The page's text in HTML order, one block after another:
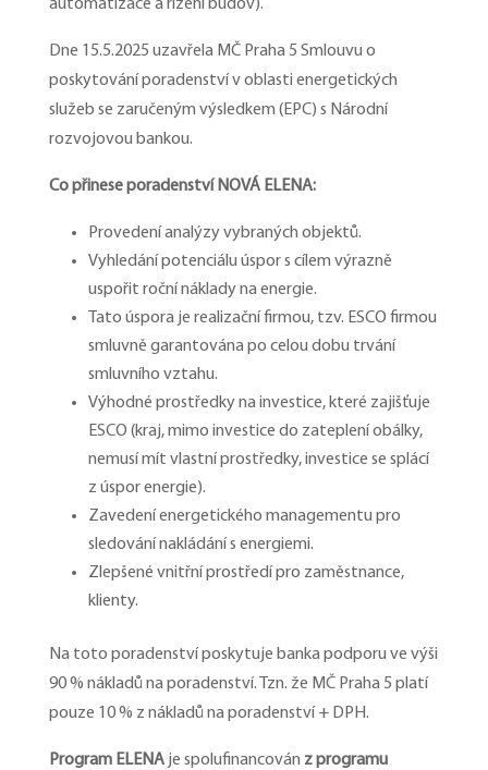
automatizace a řízení budov).
Dne 15.5.2025 uzavřela MČ Praha 5 Smlouvu o
poskytování poradenství v oblasti energetických
služeb se zaručeným výsledkem (EPC) s Národní
rozvojovou bankou.
Co přinese poradenství NOVÁ ELENA:
Provedení analýzy vybraných objektů.
Vyhledání potenciálu úspor s cílem výrazně
uspořit roční náklady na energie.
Tato úspora je realizační firmou, tzv. ESCO firmou
smluvně garantována po celou dobu trvání
smluvního vztahu.
Výhodné prostředky na investice, které zajišťuje
ESCO (kraj, mimo investice do zateplení obálky,
nemusí mít vlastní prostředky, investice se splácí
z úspor energie).
Zavedení energetického managementu pro
sledování nakládání s energiemi.
Zlepšené vnitřní prostředí pro zaměstnance,
klienty.
Na toto poradenství poskytuje banka podporu ve výši
90 % nákladů na poradenství. Tzn. že MČ Praha 5 platí
pouze 10 % z nákladů na poradenství + DPH.
Program ELENAje spolufinancován z programu